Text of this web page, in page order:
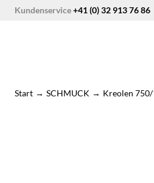
ZumKundenservice+41 (0) 32 913 76 86
Start → SCHMUCK → Kreolen